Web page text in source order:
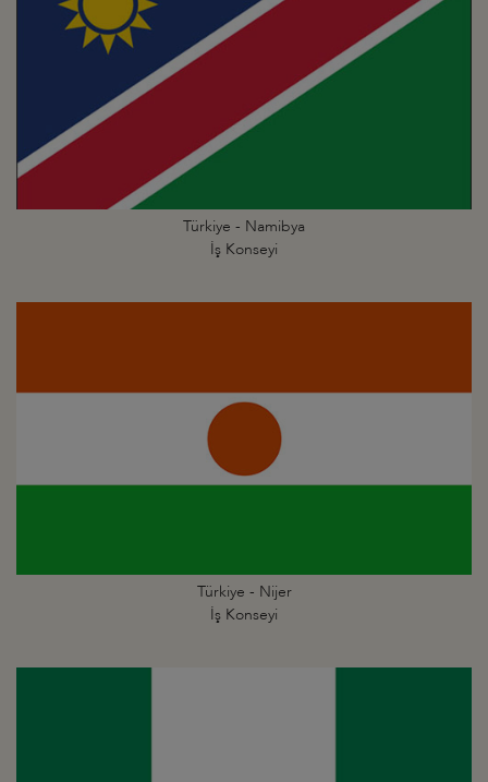
Türkiye - Namibya
İş Konseyi
Türkiye - Nijer
İş Konseyi